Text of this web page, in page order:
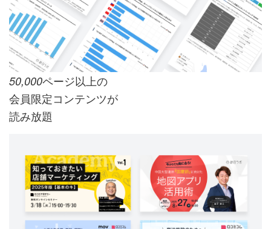
50,000ページ以上の
会員限定コンテンツが
読み放題